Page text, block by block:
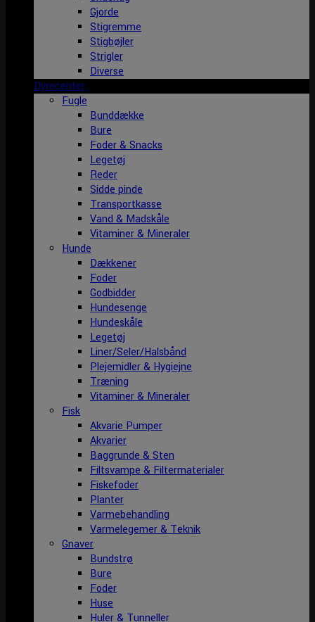
Gjorde
Stigremme
Stigbøjler
Strigler
Diverse
Dyrecenter
Fugle
Bunddække
Bure
Foder & Snacks
Legetøj
Reder
Sidde pinde
Transportkasse
Vand & Madskåle
Vitaminer & Mineraler
Hunde
Dækkener
Foder
Godbidder
Hundesenge
Hundeskåle
Legetøj
Liner/Seler/Halsbånd
Plejemidler & Hygiejne
Træning
Vitaminer & Mineraler
Fisk
Akvarie Pumper
Akvarier
Baggrunde & Sten
Filtsvampe & Filtermaterialer
Fiskefoder
Planter
Varmebehandling
Varmelegemer & Teknik
Gnaver
Bundstrø
Bure
Foder
Huse
Huler & Tunneller